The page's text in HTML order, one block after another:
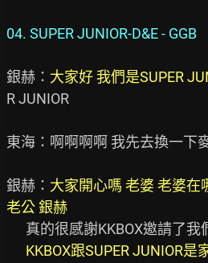
04. SUPER JUNIOR-D&E - GGB
銀赫： 大家好 我們是SUPER
R JUNIOR
東海：啊啊啊啊 我先去換一下
銀赫： 大家開心嗎 老婆 老婆在
老公 銀赫
KKBOX跟SUPER JUNIOR